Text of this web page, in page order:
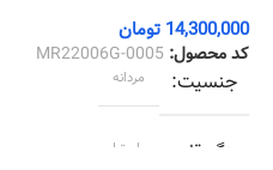
14,300,000 تومان
کد محصول: MR22006G-0005
جنسیت مردانه
رنگ قاب استیل